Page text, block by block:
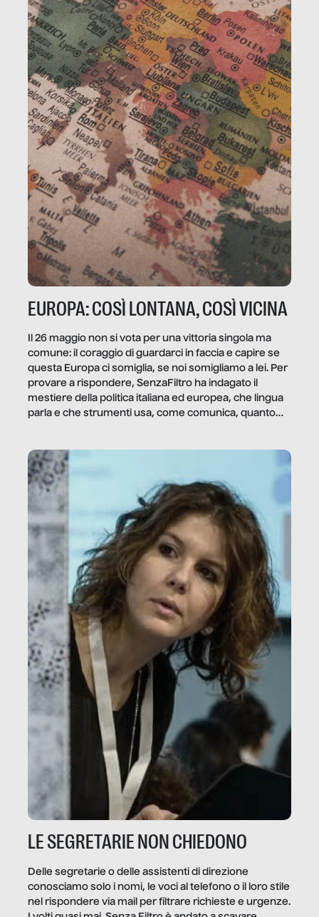
EUROPA: COSÌ LONTANA, COSÌ VICINA
Il 26 maggio non si vota per una vittoria singola ma
comune: il coraggio di guardarci in faccia e capire se
questa Europa ci somiglia, se noi somigliamo a lei. Per
provare a rispondere, SenzaFiltro ha indagato il
mestiere della politica italiana ed europea, che lingua
parla e che strumenti usa, come comunica, quanto
LE SEGRETARIE NON CHIEDONO
Delle segretarie o delle assistenti di direzione
conosciamo solo i nomi, le voci al telefono o il loro stile
nel rispondere via mail per filtrare richieste e urgenze.